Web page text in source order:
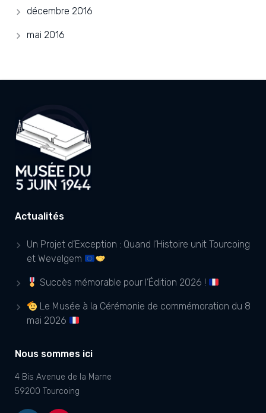
décembre 2016
mai 2016
Actualités
Un Projet d’Exception : Quand l’Histoire unit Tourcoing
et Wevelgem
Succès mémorable pour l’Édition 2026 !
Le Musée à la Cérémonie de commémoration du 8
mai 2026
Nous sommes ici
4 Bis Avenue de la Marne
59200 Tourcoing